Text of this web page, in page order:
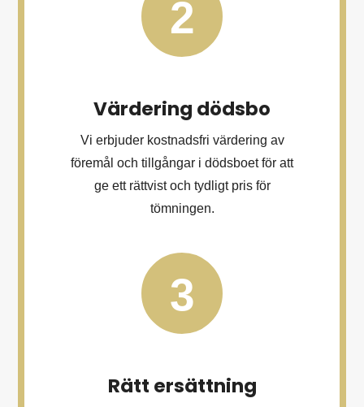
2
Värdering dödsbo
Vi erbjuder kostnadsfri värdering av
föremål och tillgångar i dödsboet för att
ge ett rättvist och tydligt pris för
tömningen.
3
Rätt ersättning